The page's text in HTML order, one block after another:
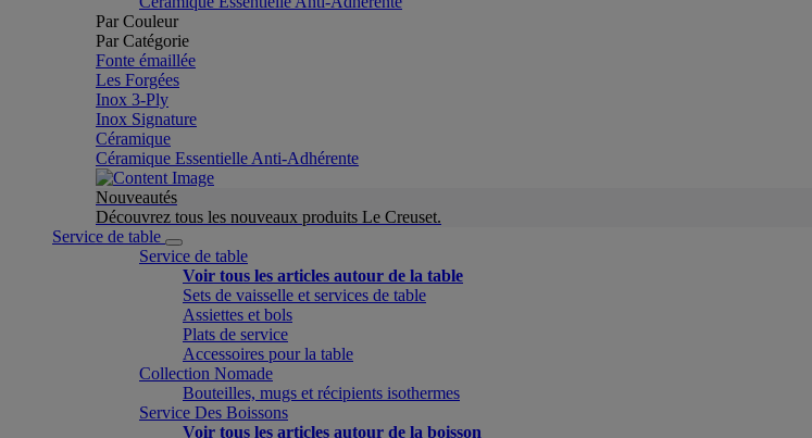
Par Couleur
Par Catégorie
Fonte émaillée
Les Forgées
Inox 3-Ply
Inox Signature
Céramique
Céramique Essentielle Anti-Adhérente
Nouveautés
Découvrez tous les nouveaux produits Le Creuset.
Service de table
Service de table
Voir tous les articles autour de la table
Sets de vaisselle et services de table
Assiettes et bols
Plats de service
Accessoires pour la table
Collection Nomade
Bouteilles, mugs et récipients isothermes
Service Des Boissons
Voir tous les articles autour de la boisson